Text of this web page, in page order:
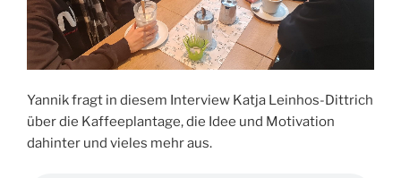
Yannik fragt in diesem Interview Katja Leinhos-Dittrich
über die Kaffeeplantage, die Idee und Motivation
dahinter und vieles mehr aus.